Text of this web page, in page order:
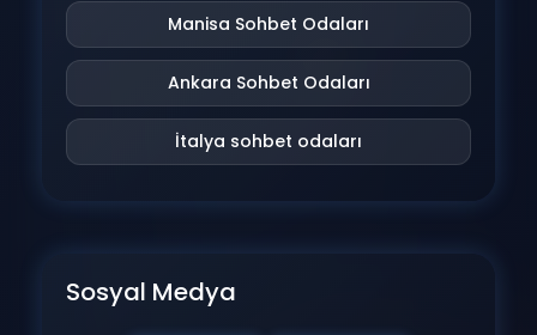
Manisa Sohbet Odaları
Ankara Sohbet Odaları
İtalya sohbet odaları
Sosyal Medya